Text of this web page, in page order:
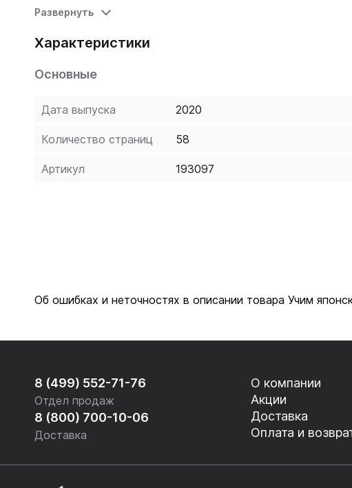
японским языком в дороге, дома, на работе и на отдыхе!
Развернуть
Характеристики
Основные
Дата выпуска 2020
Количество страниц 58
Артикул 193097
Об ошибках и неточностях в описании товара Учим
8 (499) 552-71-76
Отдел продаж
8 (800) 700-10-06
Доставка
О компании
Акции
Доставка
Оплата и